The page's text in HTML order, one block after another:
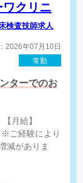
クリニ
検査技師求人
2026年07月10日
常勤
ターでのお
ご経験により
減がありま